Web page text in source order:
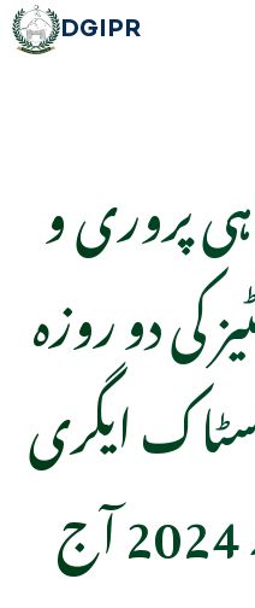
DGIPR
پروری و
کی دو روزہ
سٹاک ایگری
فشریز ایکسپو۔ 2024 آج